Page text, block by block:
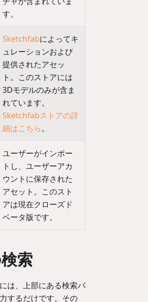
す。
Sketchfabによってキ
ュレーションおよび
提供されたアセッ
ト。このストアには
3Dモデルのみが含ま
れています。
Sketchfabストアの詳
細はこちら。
ユーザーがインポー
トし、ユーザーアカ
ウントに保存された
アセット。このスト
アは現在クローズド
ベータ版です。
索
は、上部にある検索バ
するだけです。その